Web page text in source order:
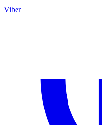
Viber